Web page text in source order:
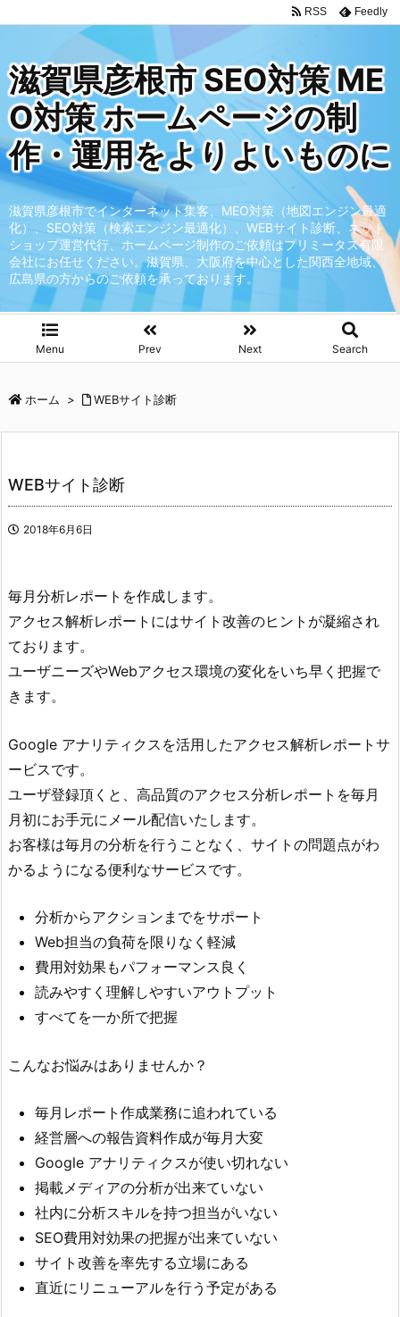
滋賀県彦根市 SEO対策 ME
O対策 ホームページの制
作・運用をよりよいものに
滋賀県彦根市でインターネット集客、MEO対策（地図エンジン最適
化）、SEO対策（検索エンジン最適化）、WEBサイト診断、ネット
ショップ運営代行、ホームページ制作のご依頼はプリミータス有限
会社にお任せください。滋賀県、大阪府を中心とした関西全地域、
広島県の方からのご依頼を承っております。
Menu Prev Next Search
RSS Feedly
ホーム > WEBサイト診断
WEBサイト診断
2018年6月6日
毎月分析レポートを作成します。
アクセス解析レポートにはサイト改善のヒントが凝縮され
ております。
ユーザニーズやWebアクセス環境の変化をいち早く把握で
きます。
Google アナリティクスを活用したアクセス解析レポートサ
ービスです。
ユーザ登録頂くと、高品質のアクセス分析レポートを毎月
月初にお手元にメール配信いたします。
お客様は毎月の分析を行うことなく、サイトの問題点がわ
かるようになる便利なサービスです。
分析からアクションまでをサポート
Web担当の負荷を限りなく軽減
費用対効果もパフォーマンス良く
読みやすく理解しやすいアウトプット
すべてを一か所で把握
こんなお悩みはありませんか？
毎月レポート作成業務に追われている
経営層への報告資料作成が毎月大変
Google アナリティクスが使い切れない
掲載メディアの分析が出来ていない
社内に分析スキルを持つ担当がいない
SEO費用対効果の把握が出来ていない
サイト改善を率先する立場にある
直近にリニューアルを行う予定がある